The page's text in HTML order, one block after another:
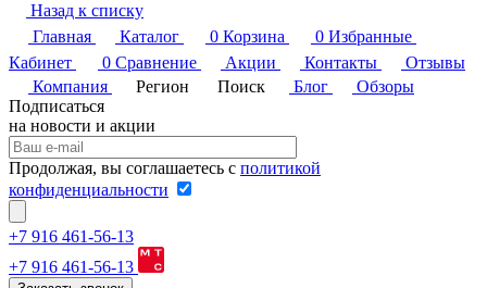
Назад к списку
Главная
Каталог 0 Корзина 0 Избранные
Кабинет
0 Сравнение Акции Контакты
Отзывы
Компания
Регион Поиск Блог
Обзоры
Подписаться
на новости и акции
Продолжая, вы соглашаетесь с политикой
конфиденциальности
+7 916 461-56-13
+7 916 461-56-13